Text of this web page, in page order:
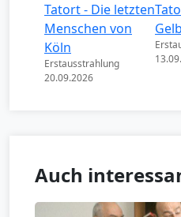
Tatort - Die letzten
Menschen von
Köln
Erstausstrahlung
20.09.2026
Gelb
Auch